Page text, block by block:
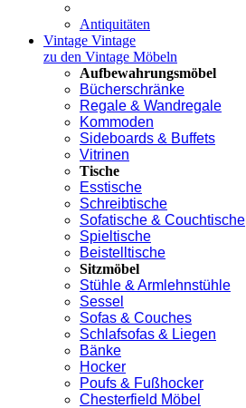
Antiquitäten
Vintage Vintage
zu den Vintage Möbeln
Aufbewahrungsmöbel
Bücherschränke
Regale & Wandregale
Kommoden
Sideboards & Buffets
Vitrinen
Tische
Esstische
Schreibtische
Sofatische & Couchtische
Spieltische
Beistelltische
Sitzmöbel
Stühle & Armlehnstühle
Sessel
Sofas & Couches
Schlafsofas & Liegen
Bänke
Hocker
Poufs & Fußhocker
Chesterfield Möbel